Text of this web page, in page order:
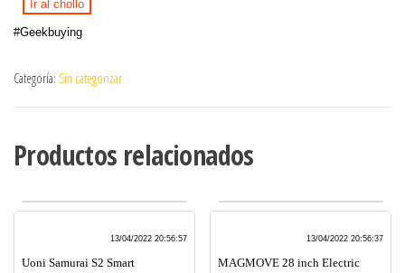
Ir al chollo
#Geekbuying
Categoría: Sin categorizar
Productos relacionados
13/04/2022 20:56:57
Uoni Samurai S2 Smart
13/04/2022 20:56:37
MAGMOVE 28 inch Electric